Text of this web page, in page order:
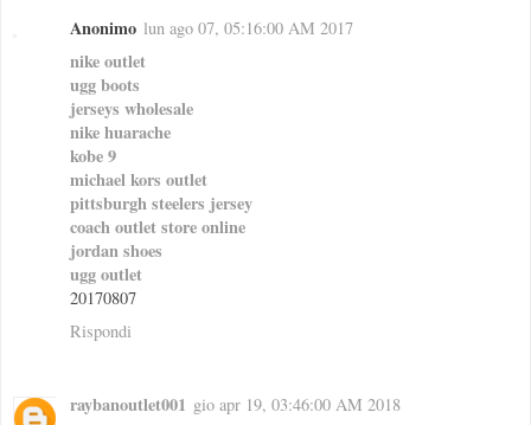
Anonimo lun ago 07, 05:16:00 AM 2017
nike outlet
ugg boots
jerseys wholesale
nike huarache
kobe 9
michael kors outlet
pittsburgh steelers jersey
coach outlet store online
jordan shoes
ugg outlet
20170807
Rispondi
raybanoutlet001 gio apr 19, 03:46:00 AM 2018